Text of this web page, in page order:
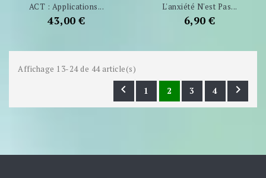
ACT : Applications...
Prix
43,00 €
L'anxiété N'est Pas...
Prix
6,90 €
Affichage 13-24 de 44 article(s)
 1 2 3 4 